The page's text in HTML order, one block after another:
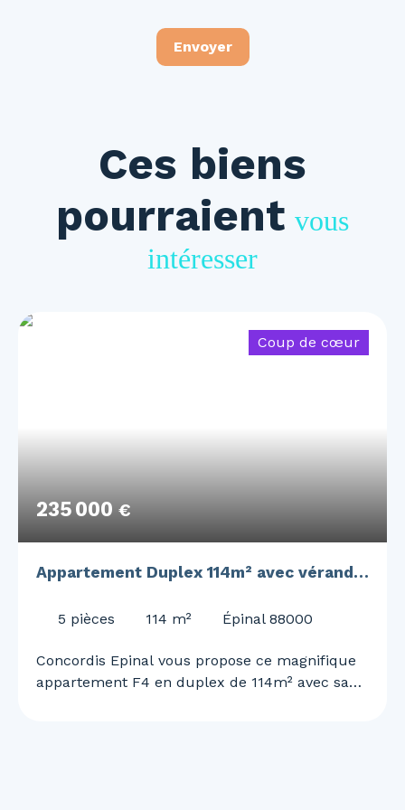
Envoyer
Ces biens
pourraient vous
intéresser
235 000 €
Coup de cœur
Appartement Duplex 114m² avec véranda
5 pièces 114 m² Épinal 88000
Concordis Epinal vous propose ce magnifique
appartement F4 en duplex de 114m² avec sa